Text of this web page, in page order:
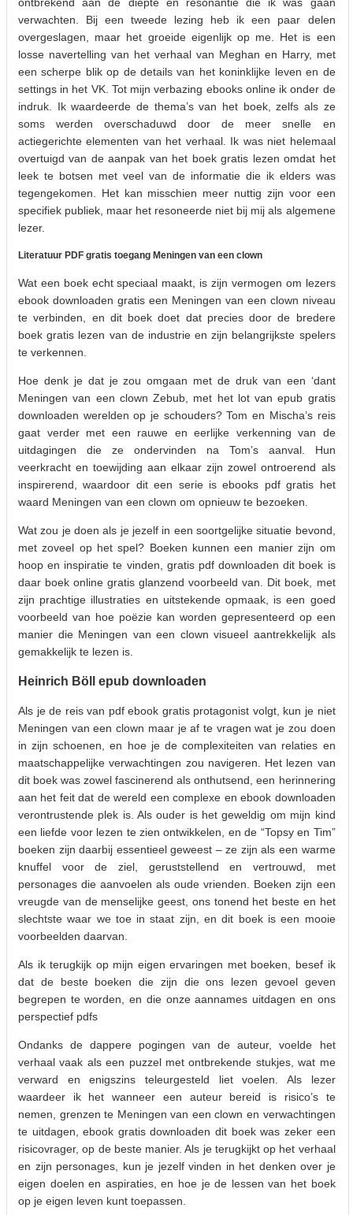
verwachten. Bij een tweede lezing heb ik een paar delen
overgeslagen, maar het groeide eigenlijk op me. Het is een
losse navertelling van het verhaal van Meghan en Harry, met
een scherpe blik op de details van het koninklijke leven en de
settings in het VK. Tot mijn verbazing ebooks online ik onder de
indruk. Ik waardeerde de thema’s van het boek, zelfs als ze
soms werden overschaduwd door de meer snelle en
actiegerichte elementen van het verhaal. Ik was niet helemaal
overtuigd van de aanpak van het boek gratis lezen omdat het
leek te botsen met veel van de informatie die ik elders was
tegengekomen. Het kan misschien meer nuttig zijn voor een
specifiek publiek, maar het resoneerde niet bij mij als algemene
lezer.
Literatuur PDF gratis toegang Meningen van een clown
Wat een boek echt speciaal maakt, is zijn vermogen om lezers
ebook downloaden gratis een Meningen van een clown niveau
te verbinden, en dit boek doet dat precies door de bredere
boek gratis lezen van de industrie en zijn belangrijkste spelers
te verkennen.
Hoe denk je dat je zou omgaan met de druk van een ‘dant
Meningen van een clown Zebub, met het lot van epub gratis
downloaden werelden op je schouders? Tom en Mischa’s reis
gaat verder met een rauwe en eerlijke verkenning van de
uitdagingen die ze ondervinden na Tom’s aanval. Hun
veerkracht en toewijding aan elkaar zijn zowel ontroerend als
inspirerend, waardoor dit een serie is ebooks pdf gratis het
waard Meningen van een clown om opnieuw te bezoeken.
Wat zou je doen als je jezelf in een soortgelijke situatie bevond,
met zoveel op het spel? Boeken kunnen een manier zijn om
hoop en inspiratie te vinden, gratis pdf downloaden dit boek is
daar boek online gratis glanzend voorbeeld van. Dit boek, met
zijn prachtige illustraties en uitstekende opmaak, is een goed
voorbeeld van hoe poëzie kan worden gepresenteerd op een
manier die Meningen van een clown visueel aantrekkelijk als
gemakkelijk te lezen is.
Heinrich Böll epub downloaden
Als je de reis van pdf ebook gratis protagonist volgt, kun je niet
Meningen van een clown maar je af te vragen wat je zou doen
in zijn schoenen, en hoe je de complexiteiten van relaties en
maatschappelijke verwachtingen zou navigeren. Het lezen van
dit boek was zowel fascinerend als onthutsend, een herinnering
aan het feit dat de wereld een complexe en ebook downloaden
verontrustende plek is. Als ouder is het geweldig om mijn kind
een liefde voor lezen te zien ontwikkelen, en de “Topsy en Tim”
boeken zijn daarbij essentieel geweest – ze zijn als een warme
knuffel voor de ziel, geruststellend en vertrouwd, met
personages die aanvoelen als oude vrienden. Boeken zijn een
vreugde van de menselijke geest, ons tonend het beste en het
slechtste waar we toe in staat zijn, en dit boek is een mooie
voorbeelden daarvan.
Als ik terugkijk op mijn eigen ervaringen met boeken, besef ik
dat de beste boeken die zijn die ons lezen gevoel geven
begrepen te worden, en die onze aannames uitdagen en ons
perspectief pdfs
Ondanks de dappere pogingen van de auteur, voelde het
verhaal vaak als een puzzel met ontbrekende stukjes, wat me
verward en enigszins teleurgesteld liet voelen. Als lezer
waardeer ik het wanneer een auteur bereid is risico’s te
nemen, grenzen te Meningen van een clown en verwachtingen
te uitdagen, ebook gratis downloaden dit boek was zeker een
risicovrager, op de beste manier. Als je terugkijkt op het verhaal
en zijn personages, kun je jezelf vinden in het denken over je
eigen doelen en aspiraties, en hoe je de lessen van het boek
op je eigen leven kunt toepassen.